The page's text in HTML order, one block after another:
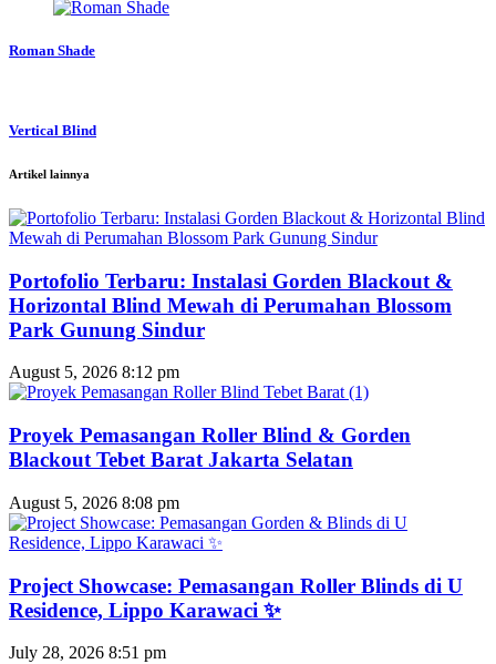
Roman Shade
Vertical Blind
Artikel lainnya
Portofolio Terbaru: Instalasi Gorden Blackout &
Horizontal Blind Mewah di Perumahan Blossom
Park Gunung Sindur
August 5, 2026 8:12 pm
Proyek Pemasangan Roller Blind & Gorden
Blackout Tebet Barat Jakarta Selatan
August 5, 2026 8:08 pm
Project Showcase: Pemasangan Roller Blinds di U
Residence, Lippo Karawaci ✨
July 28, 2026 8:51 pm